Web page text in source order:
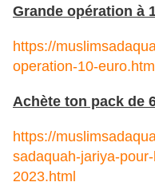
Grande opération à
https://
operation-10-euro.html
Achète ton pack de
https://
sadaquah-jariya-
2023.html